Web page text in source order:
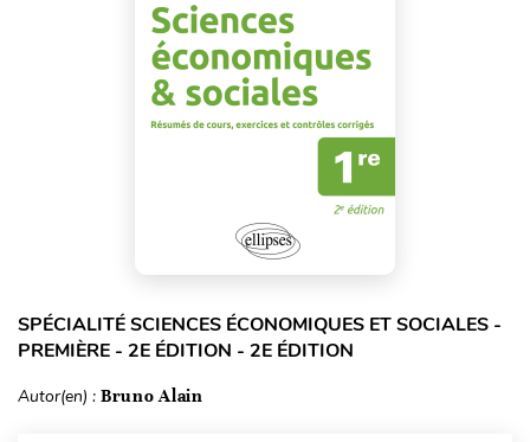
SPÉCIALITÉ SCIENCES ÉCONOMIQUES ET SOCIALES -
PREMIÈRE - 2E ÉDITION - 2E ÉDITION
Autor(en) : Bruno Alain